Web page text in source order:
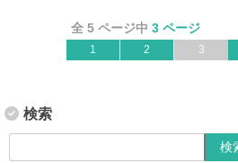
全 5 ページ中 3 ページ
1 2 3
検索